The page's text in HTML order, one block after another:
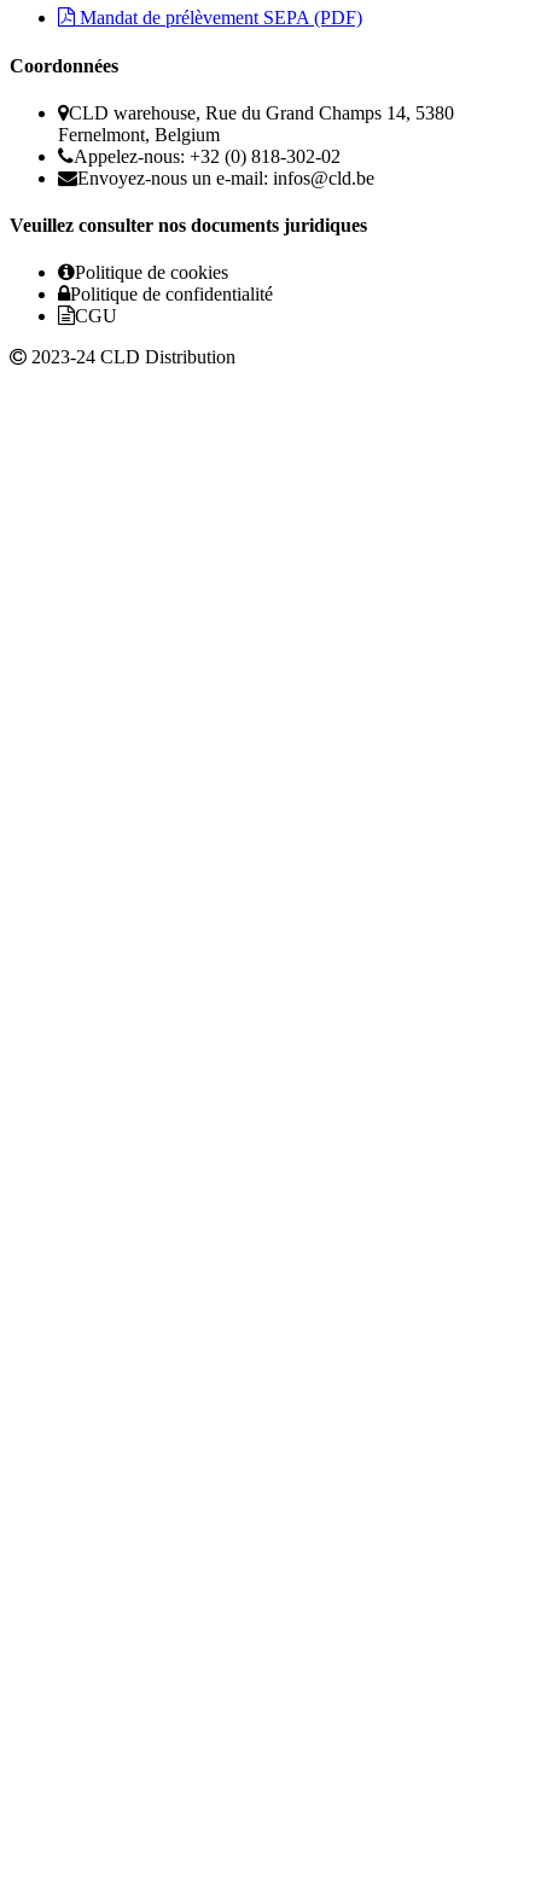
Mandat de prélèvement SEPA (PDF)
Coordonnées
CLD warehouse, Rue du Grand Champs 14, 5380
Fernelmont, Belgium
Appelez-nous: +32 (0) 818-302-02
Envoyez-nous un e-mail: infos@cld.be
Veuillez consulter nos documents juridiques
Politique de cookies
Politique de confidentialité
CGU
2023-24 CLD Distribution